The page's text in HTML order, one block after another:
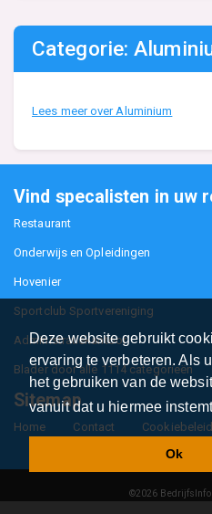
Deze website gebruikt
ervaring te verbeteren. Als
het gebruiken van de
vanuit dat u hiermee
Ok
Categorie:
Lees meer over Aluminium
Vind specalisten in uw
Restaurant
Onderwijs en Opleidingen
Hovenier
Sportclub Sportvereniging
Administratiekantoor
Blader door alle 1114 categorieën
Sitemap
Home Contact Cookiebeleid
©2026